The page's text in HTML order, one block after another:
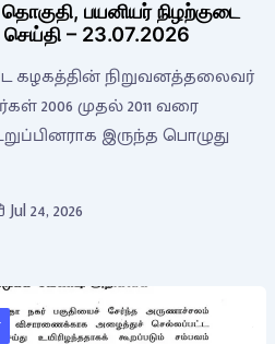
பயனியர் நிழற்குடை
செய்தி – 23.07.2026
கழகத்தின் நிறுவனத்தலைவர்
2006 முதல் 2011 வரை
இருந்த பொழுது
Jul 24, 2026